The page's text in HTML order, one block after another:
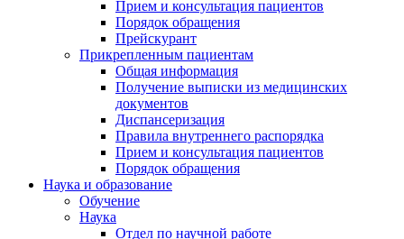
Прием и консультация пациентов
Порядок обращения
Прейскурант
Прикрепленным пациентам
Общая информация
Получение выписки из медицинских
документов
Диспансеризация
Правила внутреннего распорядка
Прием и консультация пациентов
Порядок обращения
Наука и образование
Обучение
Наука
Отдел по научной работе